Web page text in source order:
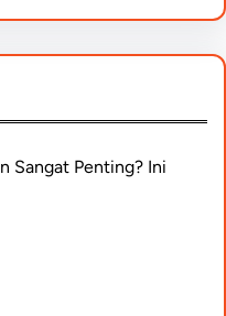
Sangat Penting? Ini